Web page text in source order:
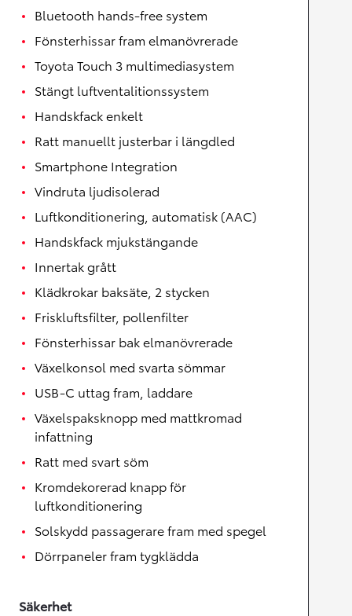
Bluetooth hands-free system
Fönsterhissar fram elmanövrerade
Toyota Touch 3 multimediasystem
Stängt luftventalitionssystem
Handskfack enkelt
Ratt manuellt justerbar i längdled
Smartphone Integration
Vindruta ljudisolerad
Luftkonditionering, automatisk (AAC)
Handskfack mjukstängande
Innertak grått
Klädkrokar baksäte, 2 stycken
Friskluftsfilter, pollenfilter
Fönsterhissar bak elmanövrerade
Växelkonsol med svarta sömmar
USB-C uttag fram, laddare
Växelspaksknopp med mattkromad
infattning
Ratt med svart söm
Kromdekorerad knapp för
luftkonditionering
Solskydd passagerare fram med spegel
Dörrpaneler fram tygklädda
Säkerhet